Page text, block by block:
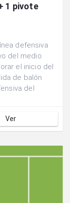
1 pivote
defensiva
del medio
el inicio del
de balón
del
Ver